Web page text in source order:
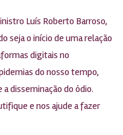
Luís Roberto Barroso,
seja o início de uma relação
digitais no
do nosso tempo,
disseminação do ódio.
e nos ajude a fazer